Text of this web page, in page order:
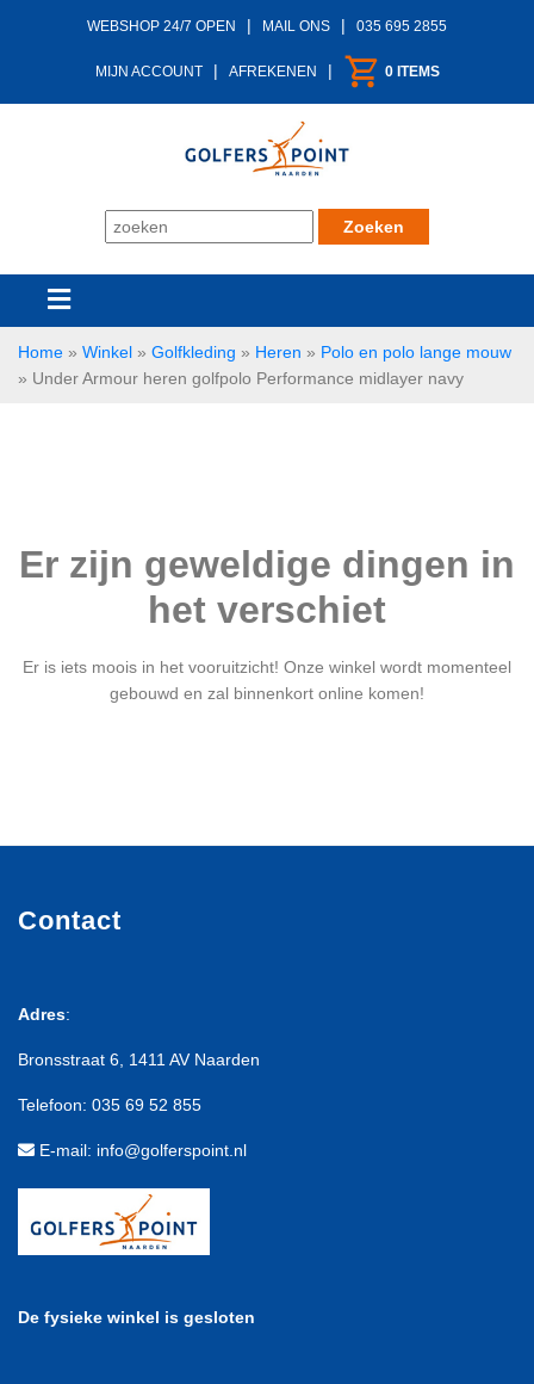
WEBSHOP 24/7 OPEN | MAIL ONS | 035 695 2855
MIJN ACCOUNT | AFREKENEN | 0 ITEMS
Home » Winkel » Golfkleding » Heren » Polo en polo lange mouw
» Under Armour heren golfpolo Performance midlayer navy
Er zijn geweldige dingen in
het verschiet
Er is iets moois in het vooruitzicht! Onze winkel wordt momenteel
gebouwd en zal binnenkort online komen!
Contact
Adres:
Bronsstraat 6, 1411 AV Naarden
Telefoon: 035 69 52 855
E-mail: info@golferspoint.nl
De fysieke winkel is gesloten